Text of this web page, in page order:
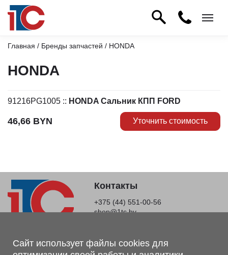
Главная / Бренды запчастей / HONDA
HONDA
91216PG1005 :: HONDA Сальник КПП FORD
46,66 BYN Уточнить стоимость
Контакты
+375 (44) 551-00-56
shop@1tc.by
Магазин, склад
Сайт использует файлы cookies для